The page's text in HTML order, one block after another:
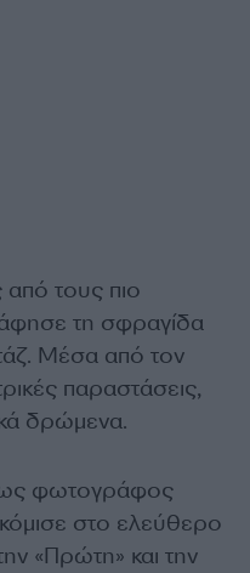
τους πιο
τη σφραγίδα
Μέσα από τον
παραστάσεις,
δρώμενα.
ως φωτογράφος
στο ελεύθερο
«Πρώτη» και την